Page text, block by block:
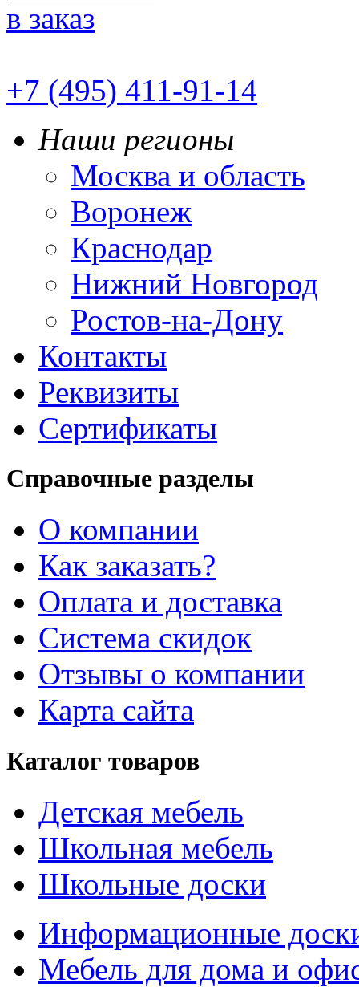
в заказ
+7 (495) 411-91-14
Наши регионы
Москва и область
Воронеж
Краснодар
Нижний Новгород
Ростов-на-Дону
Контакты
Реквизиты
Сертификаты
Справочные разделы
О компании
Как заказать?
Оплата и доставка
Система скидок
Отзывы о компании
Карта сайта
Каталог товаров
Детская мебель
Школьная мебель
Школьные доски
Информационные
Мебель для дома и